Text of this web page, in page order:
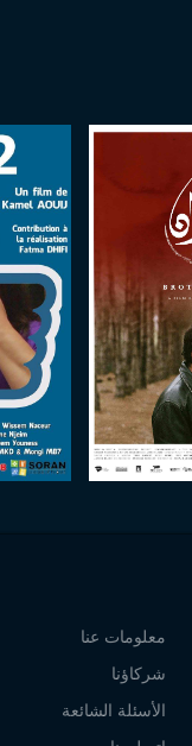
معلومات عنا
شركاؤنا
الأسئلة الشائعة